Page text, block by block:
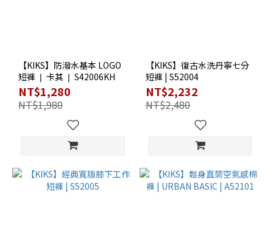
【KIKS】防潑水基本 LOGO
短褲 ❘ 卡其 ❘ S42006KH
NT$1,280
NT$1,980
【KIKS】復古水洗丹寧七分
短褲 | S52004
NT$2,232
NT$2,480